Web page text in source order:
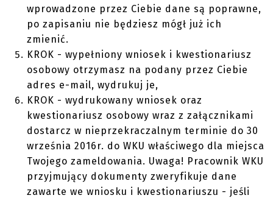
wprowadzone przez Ciebie dane są poprawne,
po zapisaniu nie będziesz mógł już ich
zmienić.
KROK - wypełniony wniosek i kwestionariusz
osobowy otrzymasz na podany przez Ciebie
adres e-mail, wydrukuj je,
KROK - wydrukowany wniosek oraz
kwestionariusz osobowy wraz z załącznikami
dostarcz w nieprzekraczalnym terminie do 30
września 2016r. do WKU właściwego dla miejsca
Twojego zameldowania. Uwaga! Pracownik WKU
przyjmujący dokumenty zweryfikuje dane
zawarte we wniosku i kwestionariuszu - jeśli